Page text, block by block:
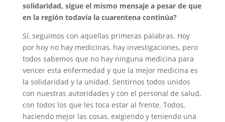
solidaridad, sigue el mismo mensaje a pesar de que
en la región todavía la cuarentena continúa?
Sí, seguimos con aquellas primeras palabras. Hoy
por hoy no hay medicinas, hay investigaciones, pero
todos sabemos que no hay ninguna medicina para
vencer esta enfermedad y que la mejor medicina es
la solidaridad y la unidad. Sentirnos todos unidos
con nuestras autoridades y con el personal de salud,
con todos los que les toca estar al frente. Todos,
haciendo mejor las cosas, exigiendo y teniendo una